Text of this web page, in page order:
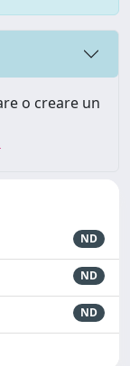
o creare un
ND
ND
ND